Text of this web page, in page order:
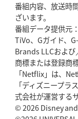
番組内容、放送時
ざいます。
番組データ提供元
TiVo、Gガイド、
Brands LLCおよび
商標または登録商
「Netflix」は、
「ディズニープ
式会社が運営する
© 2026 Disney